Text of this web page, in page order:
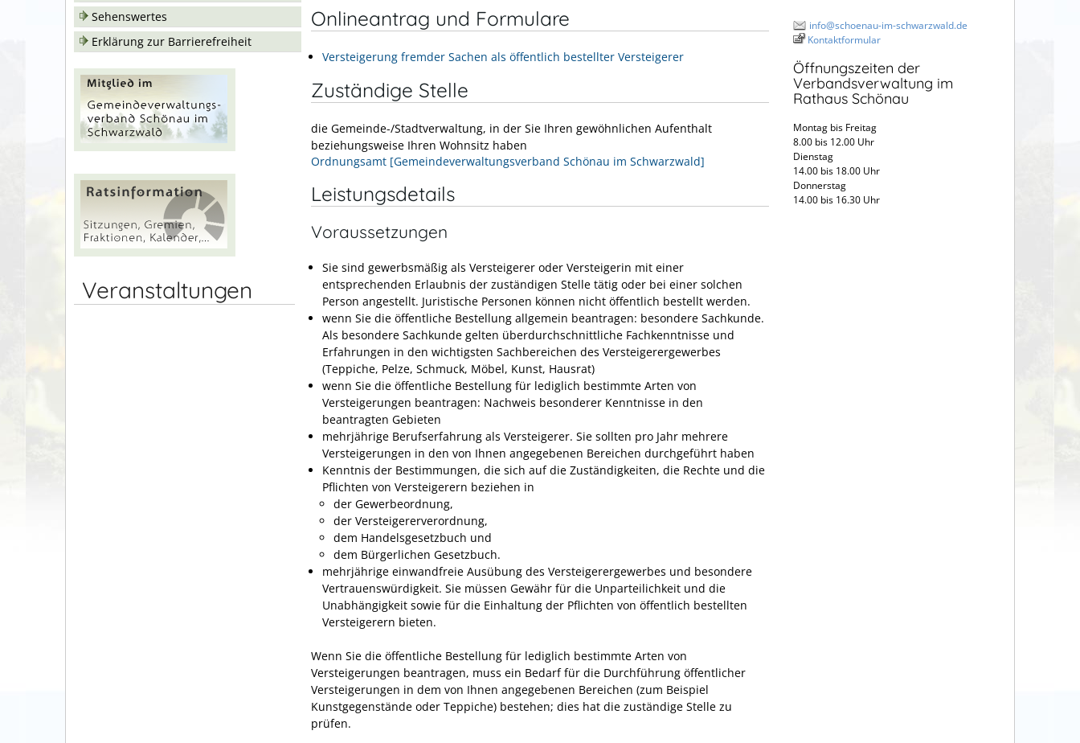
Sehenswertes
Erklärung zur Barrierefreiheit
Veranstaltungen
Onlineantrag und Formulare
Versteigerung fremder Sachen als öffentlich bestellter Versteigerer
Zuständige Stelle
die Gemeinde-/Stadtverwaltung, in der Sie Ihren gewöhnlichen Aufenthalt
beziehungsweise Ihren Wohnsitz haben
Ordnungsamt [Gemeindeverwaltungsverband Schönau im Schwarzwald]
Leistungsdetails
Voraussetzungen
Sie sind gewerbsmäßig als Versteigerer oder Versteigerin mit einer
entsprechenden Erlaubnis der zuständigen Stelle tätig oder bei einer solchen
Person angestellt. Juristische Personen können nicht öffentlich bestellt werden.
wenn Sie die öffentliche Bestellung allgemein beantragen: besondere Sachkunde.
Als besondere Sachkunde gelten überdurchschnittliche Fachkenntnisse und
Erfahrungen in den wichtigsten Sachbereichen des Versteigerergewerbes
(Teppiche, Pelze, Schmuck, Möbel, Kunst, Hausrat)
wenn Sie die öffentliche Bestellung für lediglich bestimmte Arten von
Versteigerungen beantragen: Nachweis besonderer Kenntnisse in den
beantragten Gebieten
mehrjährige Berufserfahrung als Versteigerer. Sie sollten pro Jahr mehrere
Versteigerungen in den von Ihnen angegebenen Bereichen durchgeführt haben
Kenntnis der Bestimmungen, die sich auf die Zuständigkeiten, die Rechte und die
Pflichten von Versteigerern beziehen in
der Gewerbeordnung,
der Versteigererverordnung,
dem Handelsgesetzbuch und
dem Bürgerlichen Gesetzbuch.
mehrjährige einwandfreie Ausübung des Versteigerergewerbes und besondere
Vertrauenswürdigkeit. Sie müssen Gewähr für die Unparteilichkeit und die
Unabhängigkeit sowie für die Einhaltung der Pflichten von öffentlich bestellten
Versteigerern bieten.
Wenn Sie die öffentliche Bestellung für lediglich bestimmte Arten von
Versteigerungen beantragen, muss ein Bedarf für die Durchführung öffentlicher
Versteigerungen in dem von Ihnen angegebenen Bereichen (zum Beispiel
Kunstgegenstände oder Teppiche) bestehen; dies hat die zuständige Stelle zu
prüfen.
info@schoenau-im-schwarzwald.de
Kontaktformular
Öffnungszeiten der
Verbandsverwaltung im
Rathaus Schönau
Montag bis Freitag
8.00 bis 12.00 Uhr
Dienstag
14.00 bis 18.00 Uhr
Donnerstag
14.00 bis 16.30 Uhr